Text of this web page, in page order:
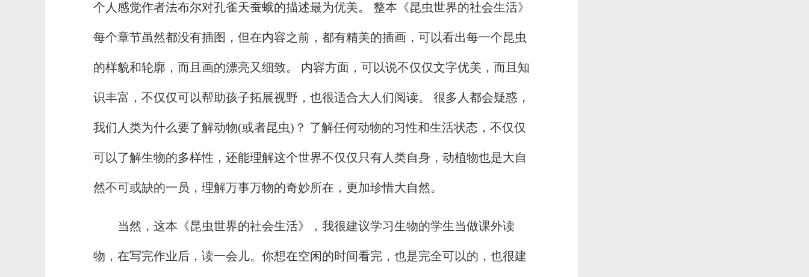
个人感觉作者法布尔对孔雀天蚕蛾的描述最为优美。 整本《昆虫世界的社会生活》
每个章节虽然都没有插图，但在内容之前，都有精美的插画，可以看出每一个昆虫
的样貌和轮廓，而且画的漂亮又细致。 内容方面，可以说不仅仅文字优美，而且知
识丰富，不仅仅可以帮助孩子拓展视野，也很适合大人们阅读。 很多人都会疑惑，
我们人类为什么要了解动物(或者昆虫)？ 了解任何动物的习性和生活状态，不仅仅
可以了解生物的多样性，还能理解这个世界不仅仅只有人类自身，动植物也是大自
然不可或缺的一员，理解万事万物的奇妙所在，更加珍惜大自然。
当然，这本《昆虫世界的社会生活》，我很建议学习生物的学生当做课外读
物，在写完作业后，读一会儿。你想在空闲的时间看完，也是完全可以的，也很建